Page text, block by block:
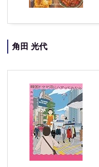
角田 光代